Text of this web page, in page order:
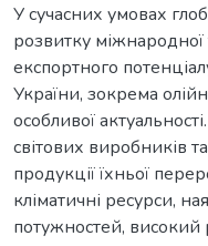
У сучасних умовах
розвитку
експортного
України, зокрема
особливої
світових виробників
продукції їхньої
кліматичні ресурси,
потужностей, високий